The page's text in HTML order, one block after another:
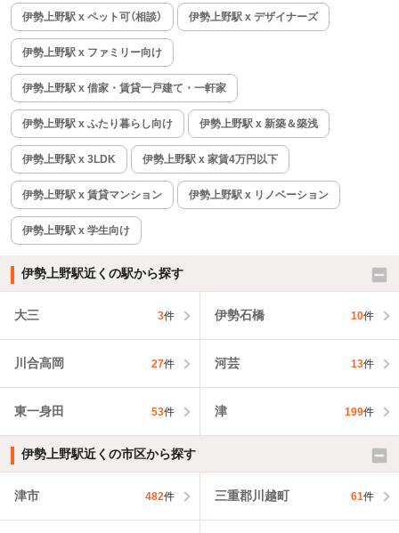
伊勢上野駅 x ペット可（相談） 伊勢上野駅 x デザイナーズ
伊勢上野駅 x ファミリー向け
伊勢上野駅 x 借家・賃貸一戸建て・一軒家
伊勢上野駅 x ふたり暮らし向け 伊勢上野駅 x 新築＆築浅
伊勢上野駅 x 3LDK 伊勢上野駅 x 家賃4万円以下
伊勢上野駅 x 賃貸マンション 伊勢上野駅 x リノベーション
伊勢上野駅 x 学生向け
伊勢上野駅近くの駅から探す
大三 3件 伊勢石橋 10件
川合高岡 27件 河芸 13件
東一身田 53件 津 199件
伊勢上野駅近くの市区から探す
津市 482件 三重郡川越町 61件